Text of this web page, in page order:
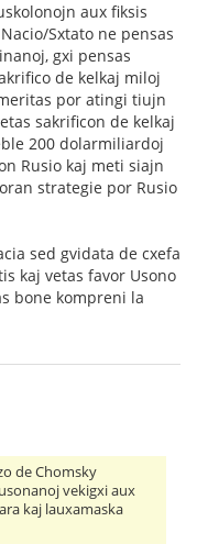
aux fiksis
Sxtato ne pensas
gxi pensas
de kelkaj miloj
por atingi tiujn
sakrificon de kelkaj
200 dolarmiliardoj
Rusio kaj meti siajn
strategie por Rusio
sed gvidata de cxefa
kaj vetas favor Usono
bone kompreni la
de Chomsky
vekigxi aux
kaj lauxamaska